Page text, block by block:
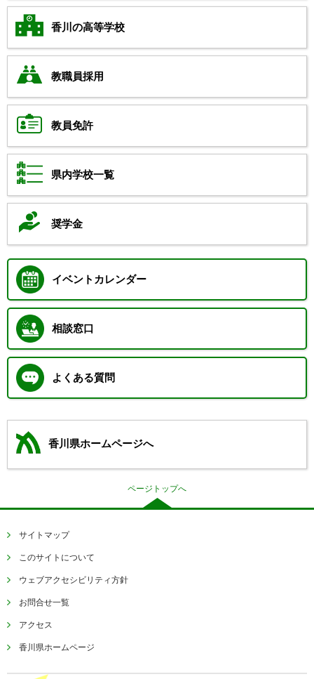
香川の高等学校
教職員採用
教員免許
県内学校一覧
奨学金
イベントカレンダー
相談窓口
よくある質問
香川県ホームページへ
ページトップへ
サイトマップ
このサイトについて
ウェブアクセシビリティ方針
お問合せ一覧
アクセス
香川県ホームページ